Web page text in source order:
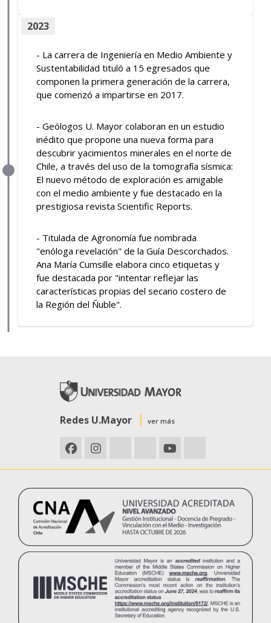
2023
- La carrera de Ingeniería en Medio Ambiente y
Sustentabilidad tituló a 15 egresados que
componen la primera generación de la carrera,
que comenzó a impartirse en 2017.
- Geólogos U. Mayor colaboran en un estudio
inédito que propone una nueva forma para
descubrir yacimientos minerales en el norte de
Chile, a través del uso de la tomografía sísmica:
El nuevo método de exploración es amigable
con el medio ambiente y fue destacado en la
prestigiosa revista Scientific Reports.
- Titulada de Agronomía fue nombrada
"enóloga revelación" de la Guía Descorchados.
Ana María Cumsille elabora cinco etiquetas y
fue destacada por "intentar reflejar las
características propias del secano costero de
la Región del Ñuble".
Redes U.Mayor ver más